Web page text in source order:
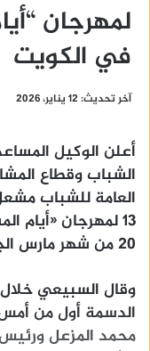
لمهرجان
في الكويت
آخر تحديث: 12 يناير، 2026
أعلن الوكيل
الشباب وقطاع
العامة للشباب
20 من شهر مارس الجاري، وذلك على مسرح الدسمة.
وقال السبيعي
الدسمة أول من
محمد المزعل ورئيس